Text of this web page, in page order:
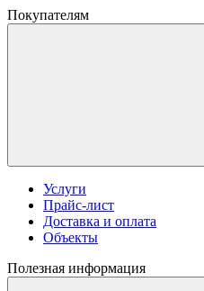
Покупателям
Услуги
Прайс-лист
Доставка и оплата
Объекты
Полезная информация